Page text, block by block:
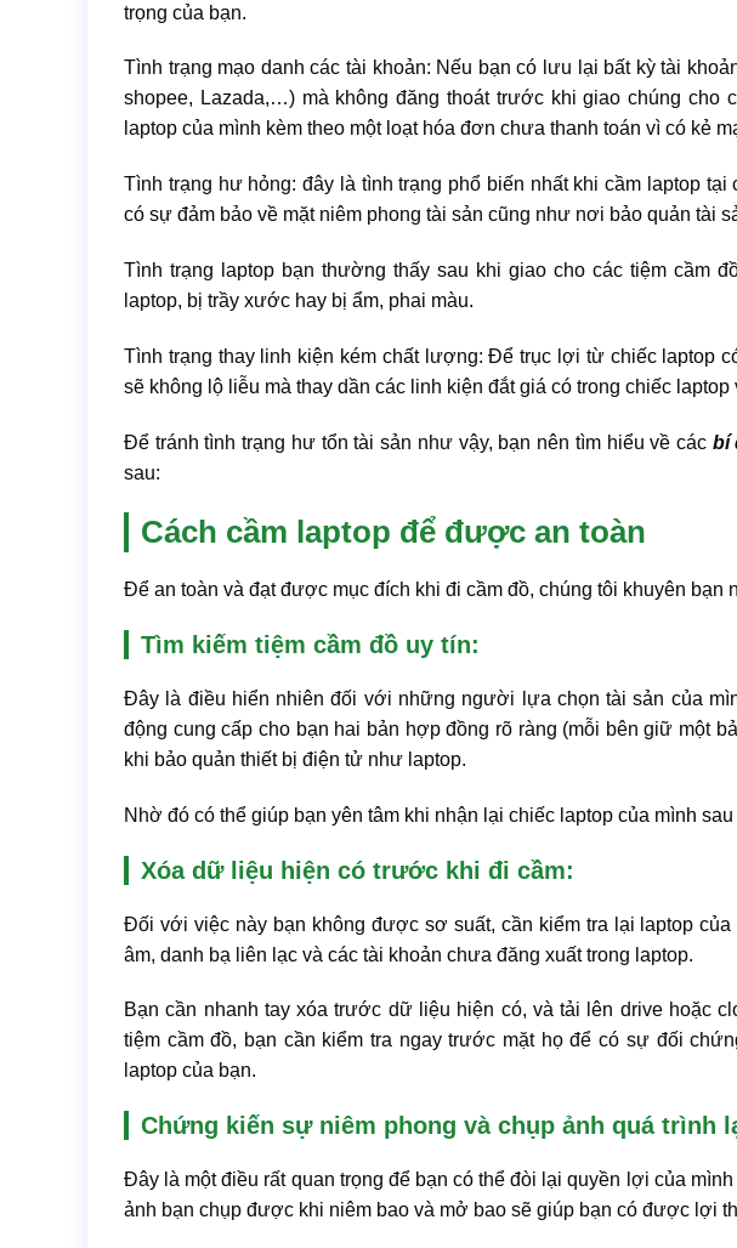
trọng của bạn.
Tình trạng mạo danh các tài khoản: Nếu bạn có lưu lại bất kỳ tài
shopee, Lazada,…) mà không đăng thoát trước khi giao chúng cho
laptop của mình kèm theo một loạt hóa đơn chưa thanh toán vì có kẻ
Tình trạng hư hỏng: đây là tình trạng phổ biến nhất khi cầm laptop
có sự đảm bảo về mặt niêm phong tài sản cũng như nơi bảo quản tài
Tình trạng laptop bạn thường thấy sau khi giao cho các tiệm cầm
laptop, bị trầy xước hay bị ẩm, phai màu.
Tình trạng thay linh kiện kém chất lượng: Để trục lợi từ chiếc laptop
sẽ không lộ liễu mà thay dần các linh kiện đắt giá có trong chiếc
Để tránh tình trạng hư tổn tài sản như vậy, bạn nên tìm hiểu về các bí
sau:
Cách cầm laptop để được an toàn
Để an toàn và đạt được mục đích khi đi cầm đồ, chúng tôi khuyên bạn
Tìm kiếm tiệm cầm đồ uy tín:
Đây là điều hiển nhiên đối với những người lựa chọn tài sản của
động cung cấp cho bạn hai bản hợp đồng rõ ràng (mỗi bên giữ một
khi bảo quản thiết bị điện tử như laptop.
Nhờ đó có thể giúp bạn yên tâm khi nhận lại chiếc laptop của mình
Xóa dữ liệu hiện có trước khi đi cầm:
Đối với việc này bạn không được sơ suất, cần kiểm tra lại laptop
âm, danh bạ liên lạc và các tài khoản chưa đăng xuất trong laptop.
Bạn cần nhanh tay xóa trước dữ liệu hiện có, và tải lên drive hoặc
tiệm cầm đồ, bạn cần kiểm tra ngay trước mặt họ để có sự đối
laptop của bạn.
Chứng kiến sự niêm phong và chụp ảnh quá trình
Đây là một điều rất quan trọng để bạn có thể đòi lại quyền lợi của
ảnh bạn chụp được khi niêm bao và mở bao sẽ giúp bạn có được lợi